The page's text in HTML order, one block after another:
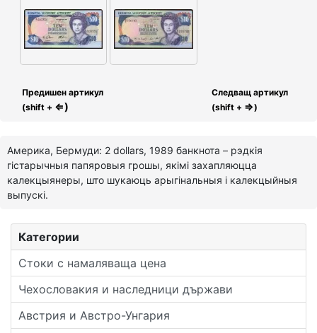
Категории
Стоки с намаляваща цена
Чехословакия и наследници държави
Австрия и Австро-Унгария
Предишен артикул
(shift + ⇐)
Следващ артикул
(shift + ⇒)
Америка, Бермуди: 2 dollars, 1989 банкнота – рэдкія
гістарычныя папяровыя грошы, якімі захапляюцца
калекцыянеры, што шукаюць арыгінальныя і калекцыйныя
выпускі.